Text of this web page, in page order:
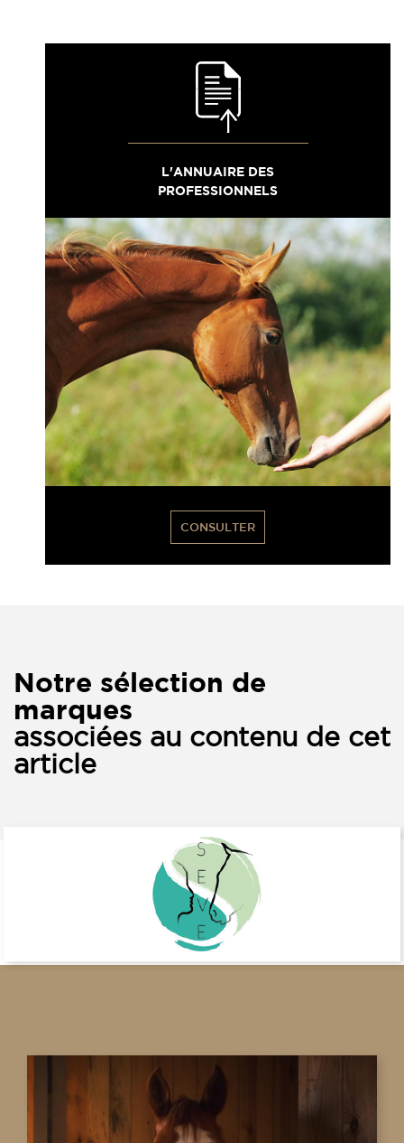
L'ANNUAIRE DES
PROFESSIONNELS
CONSULTER
Notre sélection de
marques
associées au contenu de cet
article